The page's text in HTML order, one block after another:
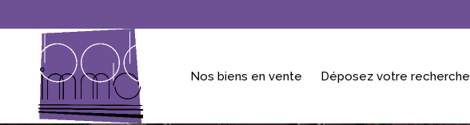
Nos biens en vente Déposez votre recherche